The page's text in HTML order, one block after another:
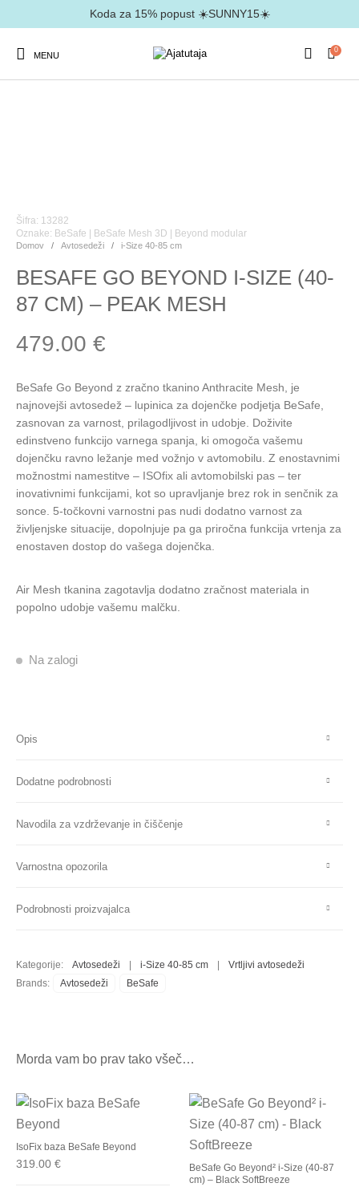
Koda za 15% popust ☀️SUNNY15☀️
MENU
0
Domov / Avtosedeži / i-Size 40-85 cm
BESAFE GO BEYOND I-SIZE (40-
87 CM) – PEAK MESH
479.00€
Kategorije: Avtosedeži i-Size 40-85 cm
Vrtljivi avtosedeži
Brands:
Avtosedeži BeSafe
BeSafe Go Beyond z zračno tkanino Anthracite Mesh, je
najnovejši avtosedež – lupinica za dojenčke podjetja BeSafe,
zasnovan za varnost, prilagodljivost in udobje. Doživite
edinstveno funkcijo varnega spanja, ki omogoča vašemu
dojenčku ravno ležanje med vožnjo v avtomobilu. Z enostavnimi
možnostmi namestitve – ISOfix ali avtomobilski pas – ter
inovativnimi funkcijami, kot so upravljanje brez rok in senčnik za
sonce. 5-točkovni varnostni pas nudi dodatno varnost za
življenjske situacije, dopolnjuje pa ga priročna funkcija vrtenja za
enostaven dostop do vašega dojenčka.
Air Mesh tkanina zagotavlja dodatno zračnost materiala in
popolno udobje vašemu malčku.
Na zalogi
Opis
Dodatne podrobnosti
Navodila za vzdrževanje in čiščenje
Varnostna opozorila
Podrobnosti proizvajalca
Šifra: 13282
Oznake: BeSafe BeSafe Mesh 3D Beyond modular
Morda vam bo prav tako všeč…
IsoFix baza BeSafe Beyond
319.00€
BeSafe Go Beyond² i-Size (40-87
cm) – Black SoftBreeze